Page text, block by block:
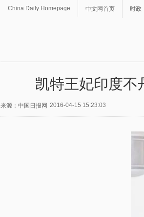
China Daily Homepage 中文网首页 时政
凯特王妃印度不
来源：中国日报网 2016-04-15 15:23:03